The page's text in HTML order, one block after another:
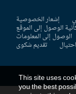
إشعار الخصوصية
الوصول إلى الموقع
الوصول إلى المعلومات
تقديم شكوى
This site uses
you the best